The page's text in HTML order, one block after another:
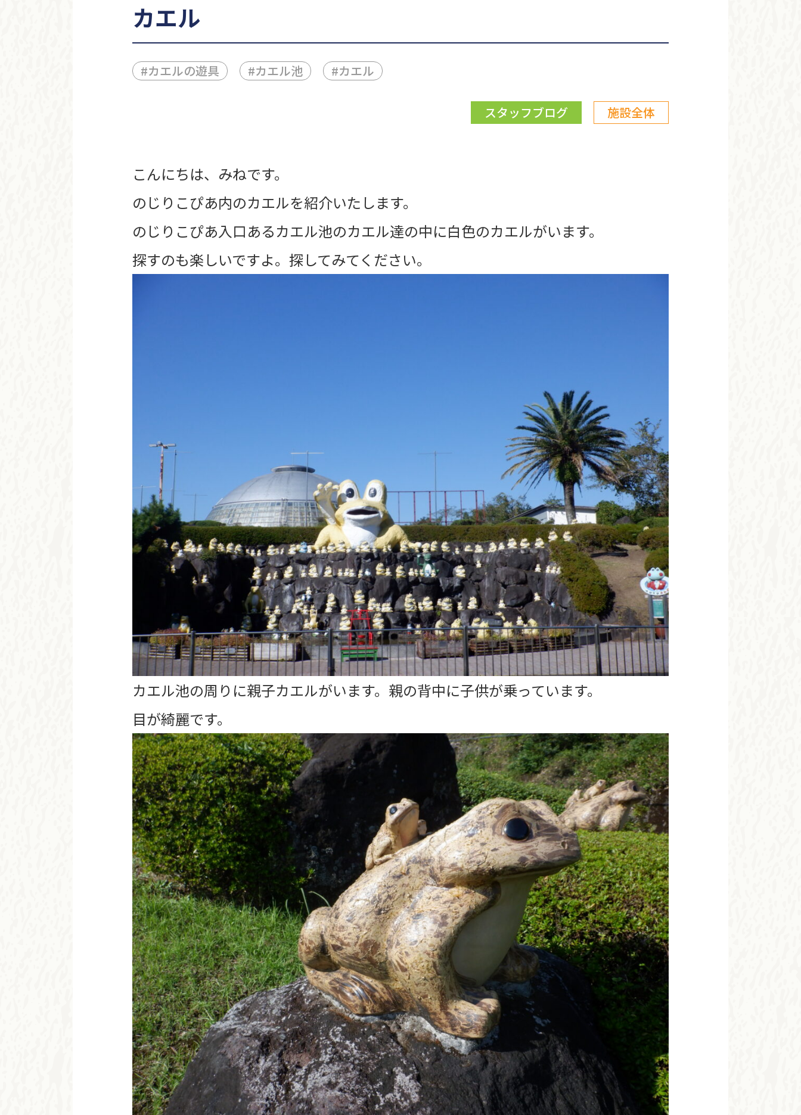
カエル
#カエルの遊具 #カエル池 #カエル
スタッフブログ 施設全体
こんにちは、みねです。
のじりこぴあ内のカエルを紹介いたします。
のじりこぴあ入口あるカエル池のカエル達の中に白色のカエルがいます。
探すのも楽しいですよ。探してみてください。
カエル池の周りに親子カエルがいます。親の背中に子供が乗っています。
目が綺麗です。